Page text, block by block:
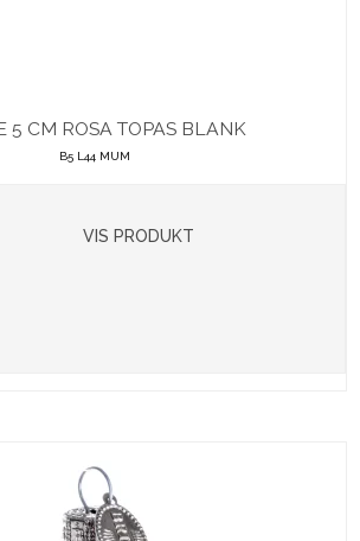
5 CM ROSA TOPAS BLANK
B5 L44 MUM
VIS PRODUKT